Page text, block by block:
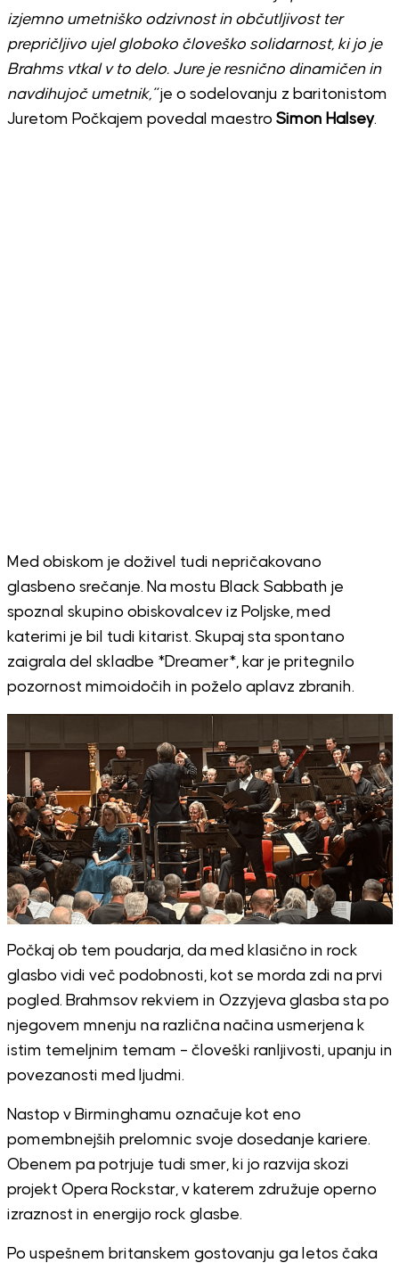
izjemno umetniško odzivnost in občutljivost ter
prepričljivo ujel globoko človeško solidarnost, ki jo je
Brahms vtkal v to delo. Jure je resnično dinamičen in
navdihujoč umetnik,”je o sodelovanju z baritonistom
Juretom Počkajem povedal maestro Simon Halsey.
Med obiskom je doživel tudi nepričakovano
glasbeno srečanje. Na mostu Black Sabbath je
spoznal skupino obiskovalcev iz Poljske, med
katerimi je bil tudi kitarist. Skupaj sta spontano
zaigrala del skladbe *Dreamer*, kar je pritegnilo
pozornost mimoidočih in poželo aplavz zbranih.
Počkaj ob tem poudarja, da med klasično in rock
glasbo vidi več podobnosti, kot se morda zdi na prvi
pogled. Brahmsov rekviem in Ozzyjeva glasba sta po
njegovem mnenju na različna načina usmerjena k
istim temeljnim temam – človeški ranljivosti, upanju in
povezanosti med ljudmi.
Nastop v Birminghamu označuje kot eno
pomembnejših prelomnic svoje dosedanje kariere.
Obenem pa potrjuje tudi smer, ki jo razvija skozi
projekt Opera Rockstar, v katerem združuje operno
izraznost in energijo rock glasbe.
Po uspešnem britanskem gostovanju ga letos čaka